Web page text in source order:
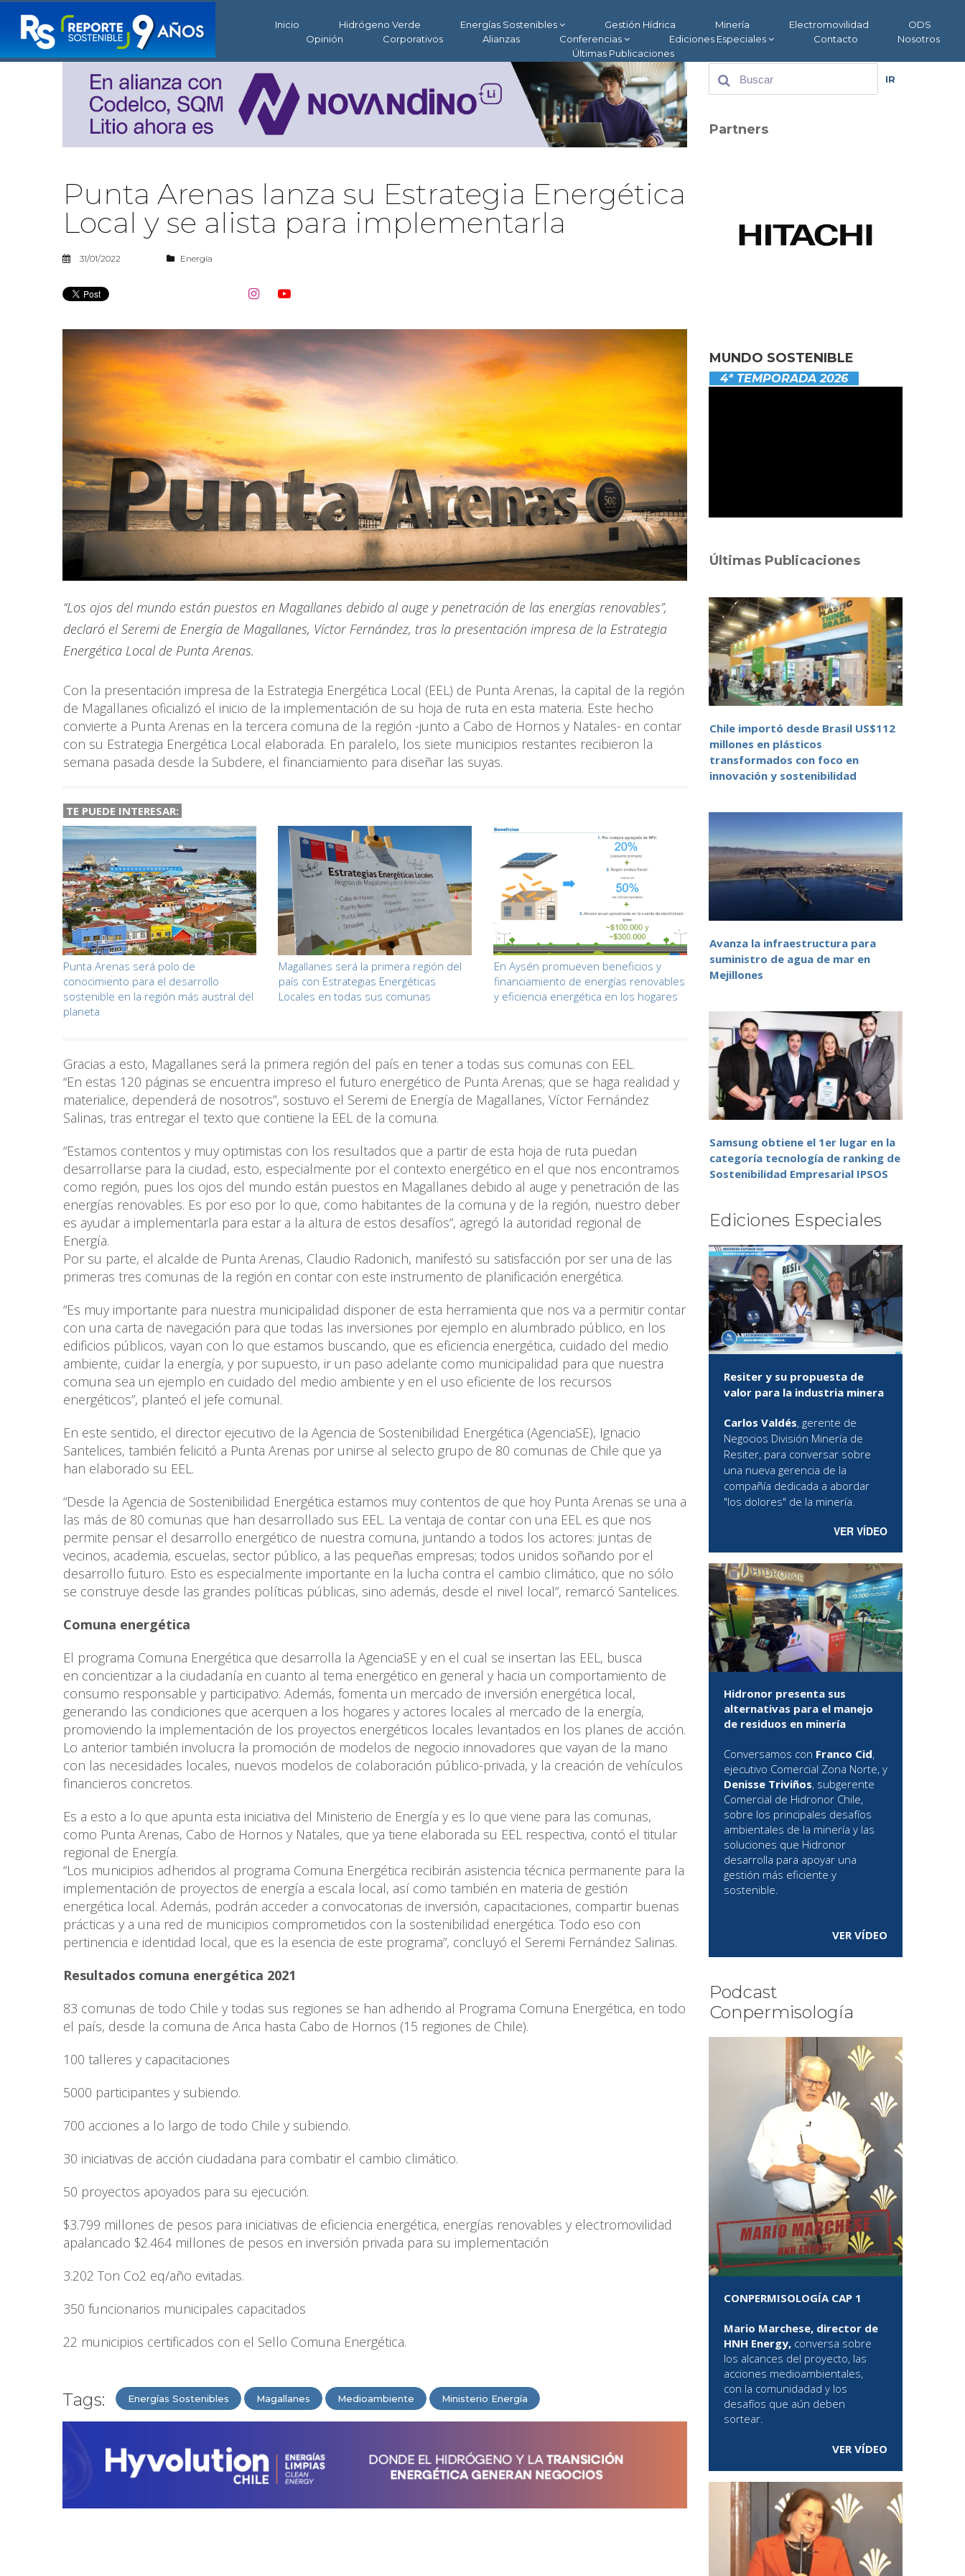
Inicio Hidrógeno Verde Energías Sostenibles Gestión Hídrica Minería Electromovilidad
ODS
Opinión
Corporativos Alianzas Conferencias Ediciones Especiales Contacto
Nosotros
Últimas Publicaciones
Punta Arenas lanza su Estrategia Energética
Local y se alista para implementarla
31/01/2022 Energía
 
“Los ojos del mundo están puestos en Magallanes debido al auge y penetración de las energías renovables”,
declaró el Seremi de Energía de Magallanes, Víctor Fernández, tras la presentación impresa de la Estrategia
Energética Local de Punta Arenas.
Con la presentación impresa de la Estrategia Energética Local (EEL) de Punta Arenas, la capital de la región
de Magallanes oficializó el inicio de la implementación de su hoja de ruta en esta materia. Este hecho
convierte a Punta Arenas en la tercera comuna de la región -junto a Cabo de Hornos y Natales- en contar
con su Estrategia Energética Local elaborada. En paralelo, los siete municipios restantes recibieron la
semana pasada desde la Subdere, el financiamiento para diseñar las suyas.
TE PUEDE INTERESAR:
Punta Arenas será polo de
conocimiento para el desarrollo
sostenible en la región más austral del
planeta
Magallanes será la primera región del
país con Estrategias Energéticas
Locales en todas sus comunas
En Aysén promueven beneficios y
financiamiento de energías renovables
y eficiencia energética en los hogares
Gracias a esto, Magallanes será la primera región del país en tener a todas sus comunas con EEL.
“En estas 120 páginas se encuentra impreso el futuro energético de Punta Arenas; que se haga realidad y
materialice, dependerá de nosotros”, sostuvo el Seremi de Energía de Magallanes, Víctor Fernández
Salinas, tras entregar el texto que contiene la EEL de la comuna.
“Estamos contentos y muy optimistas con los resultados que a partir de esta hoja de ruta puedan
desarrollarse para la ciudad, esto, especialmente por el contexto energético en el que nos encontramos
como región, pues los ojos del mundo están puestos en Magallanes debido al auge y penetración de las
energías renovables. Es por eso por lo que, como habitantes de la comuna y de la región, nuestro deber
es ayudar a implementarla para estar a la altura de estos desafíos”, agregó la autoridad regional de
Energía.
Por su parte, el alcalde de Punta Arenas, Claudio Radonich, manifestó su satisfacción por ser una de las
primeras tres comunas de la región en contar con este instrumento de planificación energética.
“Es muy importante para nuestra municipalidad disponer de esta herramienta que nos va a permitir contar
con una carta de navegación para que todas las inversiones por ejemplo en alumbrado público, en los
edificios públicos, vayan con lo que estamos buscando, que es eficiencia energética, cuidado del medio
ambiente, cuidar la energía, y por supuesto, ir un paso adelante como municipalidad para que nuestra
comuna sea un ejemplo en cuidado del medio ambiente y en el uso eficiente de los recursos
energéticos”, planteó el jefe comunal.
En este sentido, el director ejecutivo de la Agencia de Sostenibilidad Energética (AgenciaSE), Ignacio
Santelices, también felicitó a Punta Arenas por unirse al selecto grupo de 80 comunas de Chile que ya
han elaborado su EEL.
“Desde la Agencia de Sostenibilidad Energética estamos muy contentos de que hoy Punta Arenas se una a
las más de 80 comunas que han desarrollado sus EEL. La ventaja de contar con una EEL es que nos
permite pensar el desarrollo energético de nuestra comuna, juntando a todos los actores: juntas de
vecinos, academia, escuelas, sector público, a las pequeñas empresas; todos unidos soñando por el
desarrollo futuro. Esto es especialmente importante en la lucha contra el cambio climático, que no sólo
se construye desde las grandes políticas públicas, sino además, desde el nivel local”, remarcó Santelices.
Comuna energética
El programa Comuna Energética que desarrolla la AgenciaSE y en el cual se insertan las EEL, busca
en concientizar a la ciudadanía en cuanto al tema energético en general y hacia un comportamiento de
consumo responsable y participativo. Además, fomenta un mercado de inversión energética local,
generando las condiciones que acerquen a los hogares y actores locales al mercado de la energía,
promoviendo la implementación de los proyectos energéticos locales levantados en los planes de acción.
Lo anterior también involucra la promoción de modelos de negocio innovadores que vayan de la mano
con las necesidades locales, nuevos modelos de colaboración público-privada, y la creación de vehículos
financieros concretos.
Es a esto a lo que apunta esta iniciativa del Ministerio de Energía y es lo que viene para las comunas,
como Punta Arenas, Cabo de Hornos y Natales, que ya tiene elaborada su EEL respectiva, contó el titular
regional de Energía.
“Los municipios adheridos al programa Comuna Energética recibirán asistencia técnica permanente para la
implementación de proyectos de energía a escala local, así como también en materia de gestión
energética local. Además, podrán acceder a convocatorias de inversión, capacitaciones, compartir buenas
prácticas y a una red de municipios comprometidos con la sostenibilidad energética. Todo eso con
pertinencia e identidad local, que es la esencia de este programa”, concluyó el Seremi Fernández Salinas.
Resultados comuna energética 2021
83 comunas de todo Chile y todas sus regiones se han adherido al Programa Comuna Energética, en todo
el país, desde la comuna de Arica hasta Cabo de Hornos (15 regiones de Chile).
100 talleres y capacitaciones
5000 participantes y subiendo.
700 acciones a lo largo de todo Chile y subiendo.
30 iniciativas de acción ciudadana para combatir el cambio climático.
50 proyectos apoyados para su ejecución.
$3.799 millones de pesos para iniciativas de eficiencia energética, energías renovables y electromovilidad
apalancado $2.464 millones de pesos en inversión privada para su implementación
3.202 Ton Co2 eq/año evitadas.
350 funcionarios municipales capacitados
22 municipios certificados con el Sello Comuna Energética.
Tags: Energías Sostenibles Magallanes Medioambiente Ministerio Energía
IR
Partners
MUNDO SOSTENIBLE
4ª TEMPORADA 2026
Últimas Publicaciones
Chile importó desde Brasil US$112
millones en plásticos
transformados con foco en
innovación y sostenibilidad
Avanza la infraestructura para
suministro de agua de mar en
Mejillones
Samsung obtiene el 1er lugar en la
categoría tecnología de ranking de
Sostenibilidad Empresarial IPSOS
Ediciones Especiales
Resiter y su propuesta de
valor para la industria minera
Carlos Valdés, gerente de
Negocios División Minería de
Resiter, para conversar sobre
una nueva gerencia de la
compañía dedicada a abordar
"los dolores" de la minería.
VER VÍDEO
Hidronor presenta sus
alternativas para el manejo
de residuos en minería
Conversamos con Franco Cid,
ejecutivo Comercial Zona Norte, y
Denisse Triviños, subgerente
Comercial de Hidronor Chile,
sobre los principales desafíos
ambientales de la minería y las
soluciones que Hidronor
desarrolla para apoyar una
gestión más eficiente y
sostenible.
VER VÍDEO
Podcast
Conpermisología
CONPERMISOLOGÍA CAP 1
Mario Marchese, director de
HNH Energy, conversa sobre
los alcances del proyecto, las
acciones medioambientales,
con la comunidadad y los
desafíos que aún deben
sortear.
VER VÍDEO